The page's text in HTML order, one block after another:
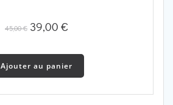
45,00€ Le
était :
45,00 €.
39,00 €
actuel
est :
39,00 €.
Ajouter au panier